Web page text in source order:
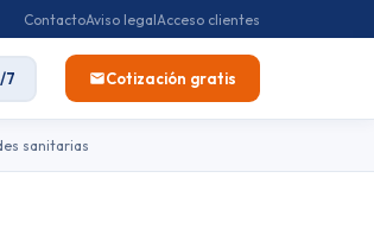
ContactoAviso legalAcceso clientes
7 Cotización gratis
sanitarias